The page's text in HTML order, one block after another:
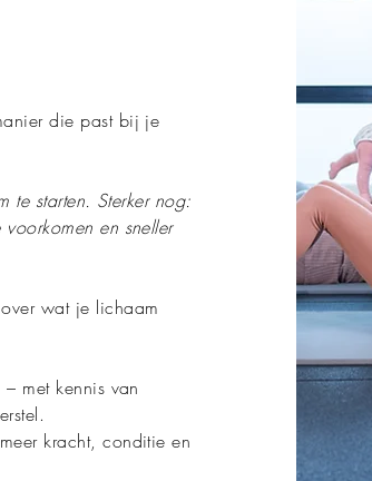
die past bij je
te starten. Sterker nog:
en sneller
wat je lichaam
met kennis van
kracht, conditie en